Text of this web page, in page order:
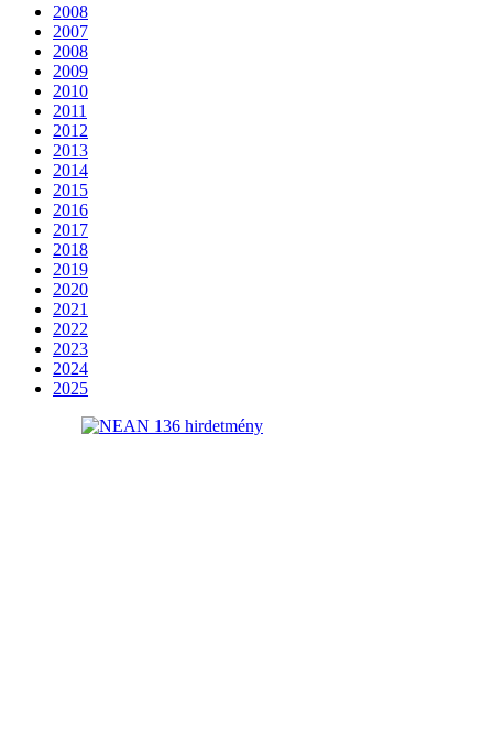
2008
2007
2008
2009
2010
2011
2012
2013
2014
2015
2016
2017
2018
2019
2020
2021
2022
2023
2024
2025